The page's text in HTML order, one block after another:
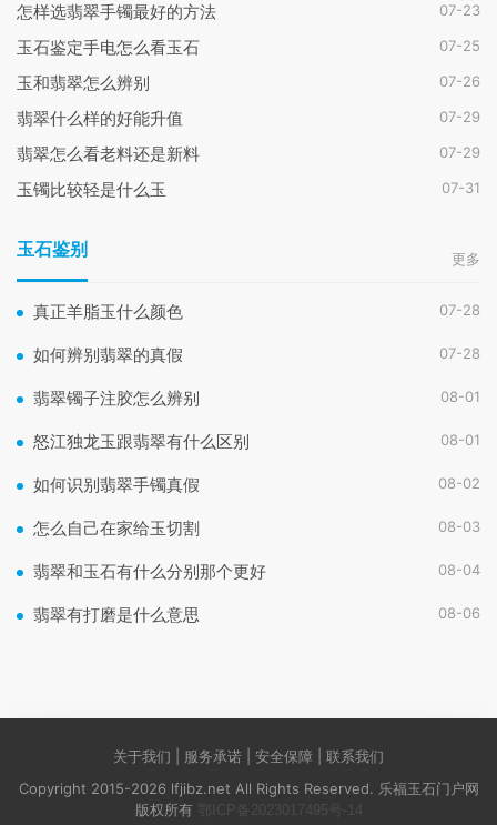
怎样选翡翠手镯最好的方法 07-23
玉石鉴定手电怎么看玉石 07-25
玉和翡翠怎么辨别 07-26
翡翠什么样的好能升值 07-29
翡翠怎么看老料还是新料 07-29
玉镯比较轻是什么玉 07-31
玉石鉴别 更多
真正羊脂玉什么颜色 07-28
如何辨别翡翠的真假 07-28
翡翠镯子注胶怎么辨别 08-01
怒江独龙玉跟翡翠有什么区别 08-01
如何识别翡翠手镯真假 08-02
怎么自己在家给玉切割 08-03
翡翠和玉石有什么分别那个更好 08-04
翡翠有打磨是什么意思 08-06
关于我们 | 服务承诺 | 安全保障 | 联系我们
Copyright 2015-2026 lfjibz.net All Rights Reserved. 乐福玉石门户网
版权所有
鄂ICP备2023017495号-14